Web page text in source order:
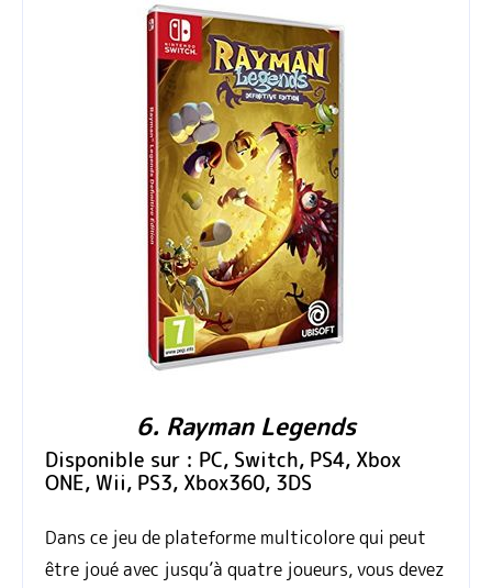
6. Rayman Legends
Disponible sur : PC, Switch, PS4, Xbox
ONE, Wii, PS3, Xbox360, 3DS
Dans ce jeu de plateforme multicolore qui peut
être joué avec jusqu’à quatre joueurs, vous devez